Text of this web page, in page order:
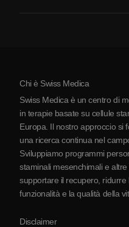
Artrite
La Serbia
Partnership
Chi è Swiss Medica
Swiss Medica è un centro di
in terapie basate su cellule
Europa. Il nostro approccio si
una ricerca continua nel
Sviluppiamo programmi
staminali mesenchimali e
supportare il recupero, ridurre
funzionalità e la qualità della
Disclaimer